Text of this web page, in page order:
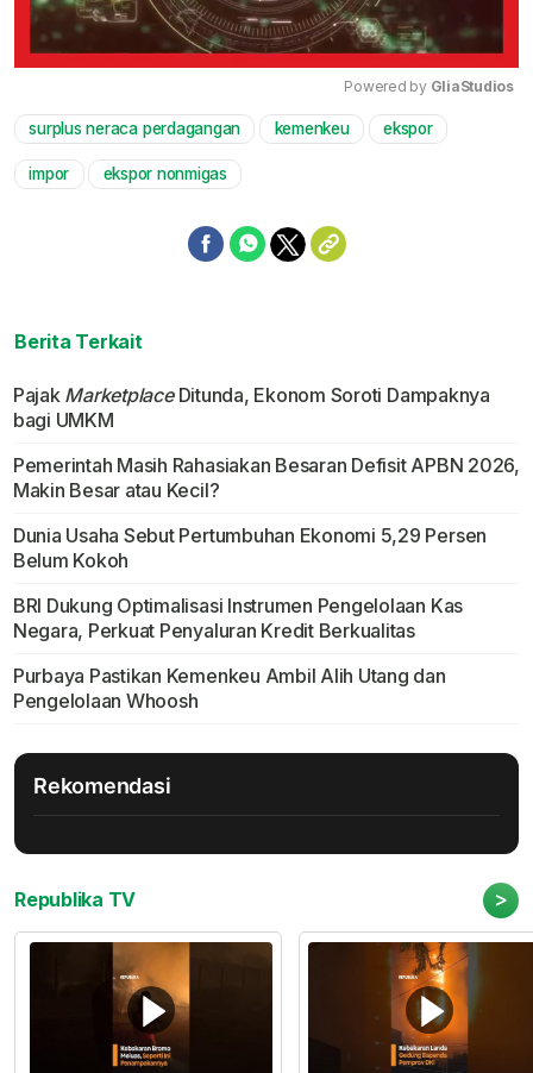
Mute
Powered by GliaStudios
surplus neraca perdagangan kemenkeu ekspor
impor ekspor nonmigas
Berita Terkait
Pajak MarketplaceDitunda, Ekonom Soroti Dampaknya
bagi UMKM
Pemerintah Masih Rahasiakan Besaran Defisit APBN 2026,
Makin Besar atau Kecil?
Dunia Usaha Sebut Pertumbuhan Ekonomi 5,29 Persen
Belum Kokoh
BRI Dukung Optimalisasi Instrumen Pengelolaan Kas
Negara, Perkuat Penyaluran Kredit Berkualitas
Purbaya Pastikan Kemenkeu Ambil Alih Utang dan
Pengelolaan Whoosh
Rekomendasi
Republika TV >